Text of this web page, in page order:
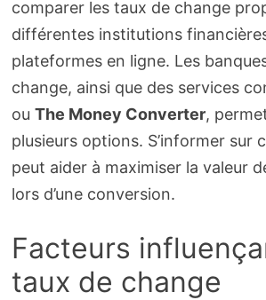
comparer les taux de change
différentes institutions
plateformes en ligne. Les
change, ainsi que des services
ou The Money Converter,
plusieurs options. S’informer sur
peut aider à maximiser la valeur
lors d’une conversion.
Facteurs
taux de change